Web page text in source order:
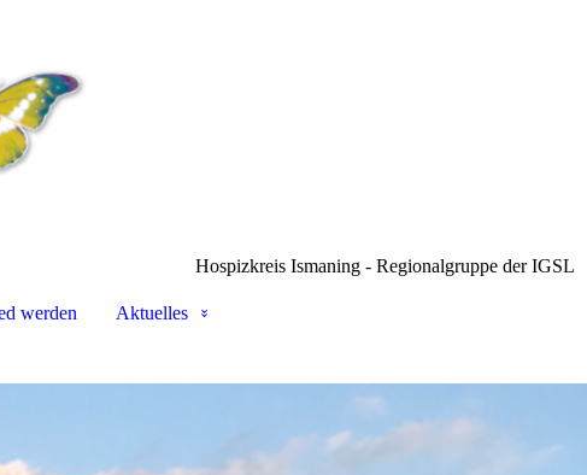
Hospizkreis Ismaning - Regionalgruppe der IGSL
werden
Aktuelles